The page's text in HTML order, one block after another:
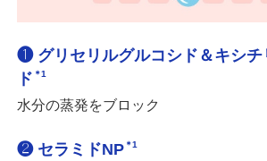
❶ グリセリルグルコシド＆キシチ
ド ＊1
水分の蒸発をブロック
❷ セラミドNP ＊1